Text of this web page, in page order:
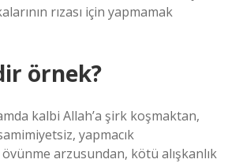
rızası için yapmamak
örnek?
kalbi Allah’a şirk koşmaktan,
yapmacık
arzusundan, kötü alışkanlık